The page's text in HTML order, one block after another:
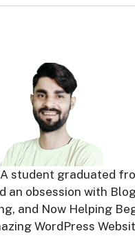
student graduated
an obsession with
and Now Helping
WordPress